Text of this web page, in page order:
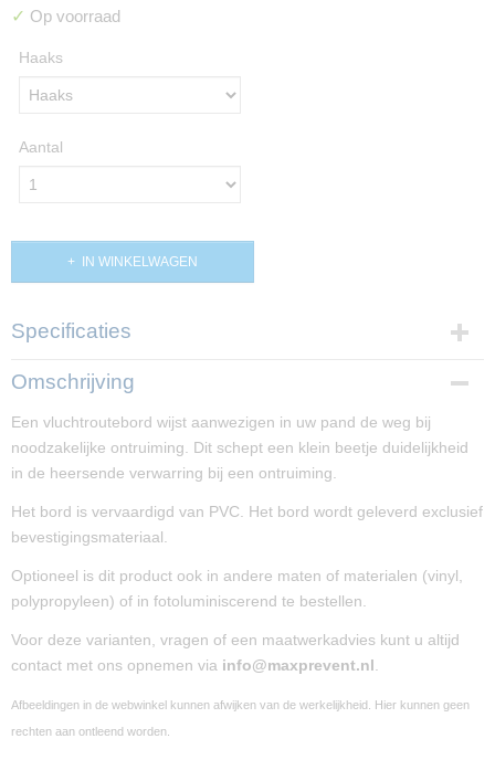
✓ Op voorraad
Haaks
Aantal
IN WINKELWAGEN
Specificaties
Productcode
PP0-49-247
Afmetingen (l,b,h)
15 x 30 x 0 cm
Omschrijving
Een vluchtroutebord wijst aanwezigen in uw pand de weg bij
noodzakelijke ontruiming. Dit schept een klein beetje duidelijkheid
in de heersende verwarring bij een ontruiming.
Het bord is vervaardigd van PVC. Het bord wordt geleverd exclusief
bevestigingsmateriaal.
Optioneel is dit product ook in andere maten of materialen (vinyl,
polypropyleen) of in fotoluminiscerend te bestellen.
Voor deze varianten, vragen of een maatwerkadvies kunt u altijd
contact met ons opnemen via info@maxprevent.nl
Afbeeldingen in de webwinkel kunnen afwijken van de werkelijkheid. Hier kunnen geen
rechten aan ontleend worden.